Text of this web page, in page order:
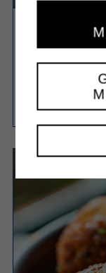
Facile 8